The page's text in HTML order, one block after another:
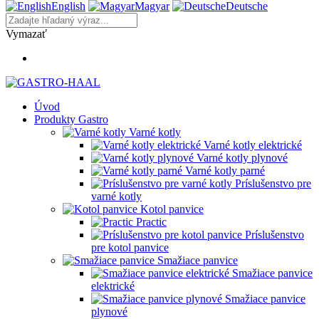
English Magyar Deutsche
Vymazať
Úvod
Produkty Gastro
Varné kotly
Varné kotly elektrické
Varné kotly plynové
Varné kotly parné
Príslušenstvo pre
varné kotly
Kotol panvice
Practic
Príslušenstvo
pre kotol panvice
Smažiace panvice
Smažiace panvice
elektrické
Smažiace panvice
plynové